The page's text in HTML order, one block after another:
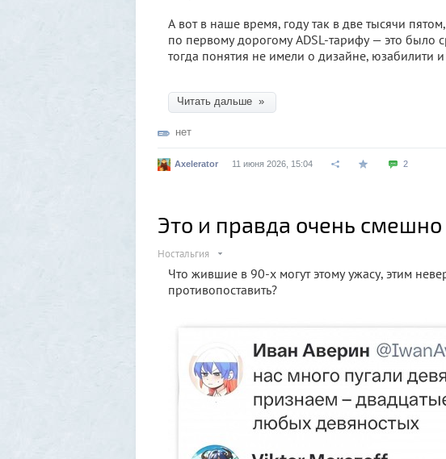
​А вот в наше время, году так в две тысячи
по первому дорогому ADSL-тарифу — это было
тогда понятия не имели о дизайне, юзабилити
Читать дальше »
нет
Axelerator 11 июня 2026, 15:04 2
Это и правда очень
Ностальгия
Что жившие в 90-х могут этому ужасу, этим
противопоставить?